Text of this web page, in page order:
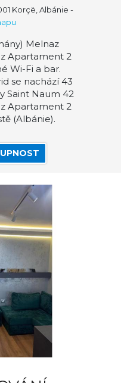
Korçë, Albánie -
Melnaz
Apartament 2
Wi-Fi a bar.
se nachází 43
Saint Naum 42
Apartament 2
(Albánie).